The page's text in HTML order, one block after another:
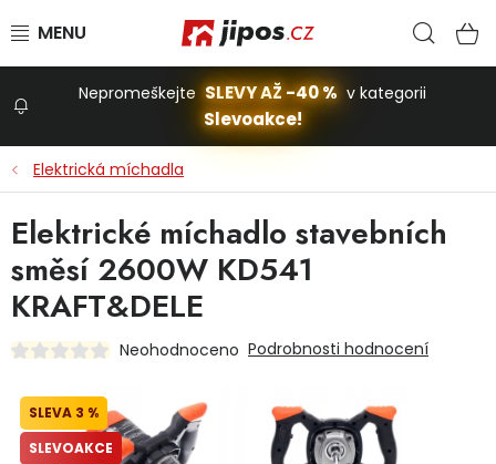
Stavba a dům
Dílna
Domácnost
Nepromeškejte SLEVY AŽ -40 % v kategorii
Slevoakce!
Elektrická míchadla
Elektrické míchadlo stavebních
směsí 2600W KD541
KRAFT&DELE
Neohodnoceno Podrobnosti hodnocení
3 %
SLEVOAKCE